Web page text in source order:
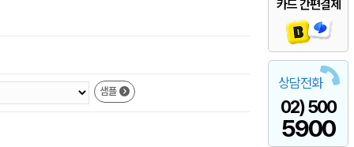
카드 간편결제
상담전화
02) 500
5900
샘플